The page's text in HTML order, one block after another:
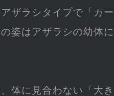
ザラシタイプで「カー
姿はアザラシの幼体に
体に見合わない「大き